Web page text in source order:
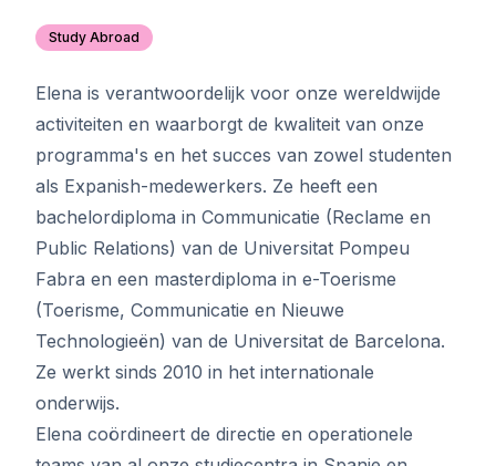
Study Abroad
Elena is verantwoordelijk voor onze wereldwijde
activiteiten en waarborgt de kwaliteit van onze
programma's en het succes van zowel studenten
als Expanish-medewerkers. Ze heeft een
bachelordiploma in Communicatie (Reclame en
Public Relations) van de Universitat Pompeu
Fabra en een masterdiploma in e-Toerisme
(Toerisme, Communicatie en Nieuwe
Technologieën) van de Universitat de Barcelona.
Ze werkt sinds 2010 in het internationale
onderwijs.
Elena coördineert de directie en operationele